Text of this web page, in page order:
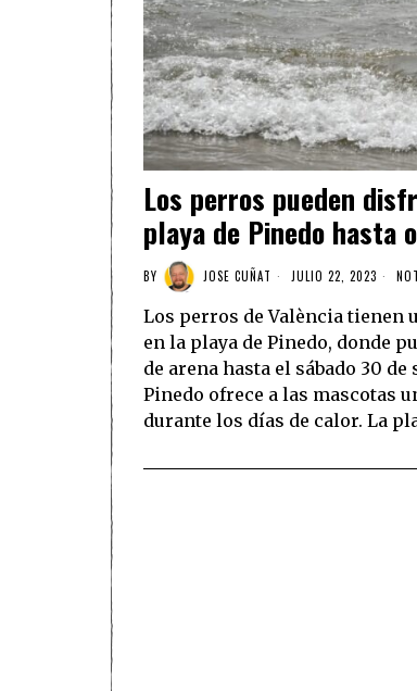
Los perros pueden
playa de Pinedo hasta
BY JOSE CUÑAT JULIO 22, 2023
Los perros de València tienen
en la playa de Pinedo, donde
de arena hasta el sábado 30
Pinedo ofrece a las mascotas
durante los días de calor. La